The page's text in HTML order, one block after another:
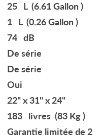
25 L (6.61 Gallon )
1 L (0.26 Gallon )
74 dB
De série
De série
Oui
22" x 31" x 24"
183 livres (83 Kg )
Garantie limitée de 2